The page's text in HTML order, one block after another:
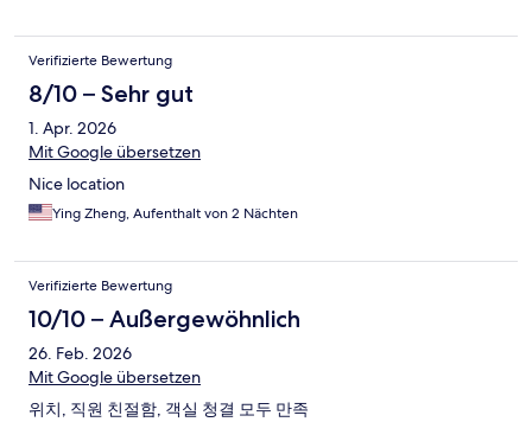
Verifizierte Bewertung
8/10 – Sehr gut
1. Apr. 2026
Mit Google übersetzen
Nice location
Ying Zheng, Aufenthalt von 2 Nächten
Verifizierte Bewertung
10/10 – Außergewöhnlich
26. Feb. 2026
Mit Google übersetzen
위치, 직원 친절함, 객실 청결 모두 만족